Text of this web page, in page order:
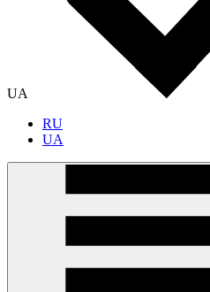
UA
RU
UA